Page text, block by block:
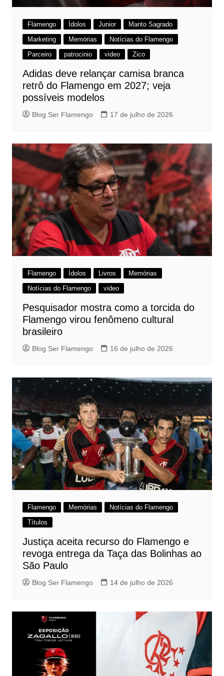
Flamengo Ídolos Junior
Manto Sagrado
Marketing
Memórias
Notícias do Flamengo
Parceiro
patrocinio video Zico
Adidas deve relançar camisa branca
retrô do Flamengo em 2027; veja
possíveis modelos
Blog Ser Flamengo 17 de julho de 2026
Flamengo Ídolos Livros
Memórias
Notícias do Flamengo
video
Pesquisador mostra como a torcida do
Flamengo virou fenômeno cultural
brasileiro
Blog Ser Flamengo 16 de julho de 2026
Flamengo Memórias
Notícias do Flamengo
Títulos
Justiça aceita recurso do Flamengo e
revoga entrega da Taça das Bolinhas ao
São Paulo
Blog Ser Flamengo 14 de julho de 2026